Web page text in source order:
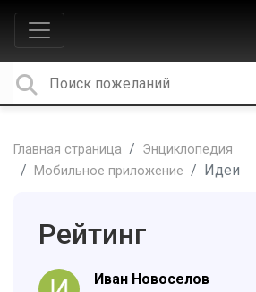
Главная страница
Энциклопедия
Мобильное приложение
Идеи
Рейтинг
Иван Новоселов